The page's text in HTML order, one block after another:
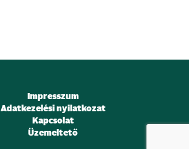
Impresszum
Adatkezelési nyilatkozat
Kapcsolat
Üzemeltető